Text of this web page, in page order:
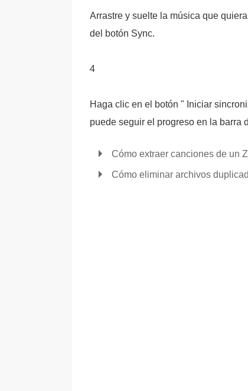
Arrastre y suelte la música que
del botón Sync.
4
Haga clic en el botón " Iniciar
puede seguir el progreso en la barra
Cómo extraer canciones de un
Cómo eliminar archivos